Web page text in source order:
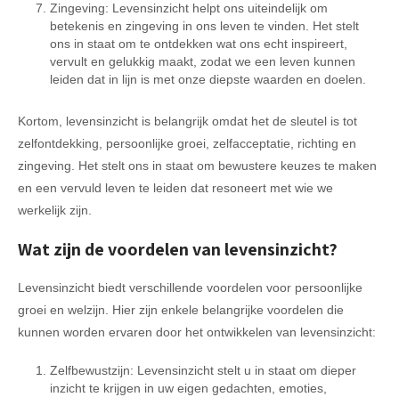
Zingeving: Levensinzicht helpt ons uiteindelijk om
betekenis en zingeving in ons leven te vinden. Het stelt
ons in staat om te ontdekken wat ons echt inspireert,
vervult en gelukkig maakt, zodat we een leven kunnen
leiden dat in lijn is met onze diepste waarden en doelen.
Kortom, levensinzicht is belangrijk omdat het de sleutel is tot
zelfontdekking, persoonlijke groei, zelfacceptatie, richting en
zingeving. Het stelt ons in staat om bewustere keuzes te maken
en een vervuld leven te leiden dat resoneert met wie we
werkelijk zijn.
Wat zijn de voordelen van levensinzicht?
Levensinzicht biedt verschillende voordelen voor persoonlijke
groei en welzijn. Hier zijn enkele belangrijke voordelen die
kunnen worden ervaren door het ontwikkelen van levensinzicht:
Zelfbewustzijn: Levensinzicht stelt u in staat om dieper
inzicht te krijgen in uw eigen gedachten, emoties,